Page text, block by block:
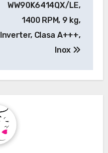
WW90K6414QX/LE,
1400 RPM, 9 kg,
Inverter, Clasa A+++,
Inox